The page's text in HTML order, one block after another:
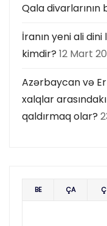
Qala divarlarının
İranın yeni ali
kimdir? 12 Mart
Azərbaycan və
xalqlar
qaldırmaq olar?
BE ÇA Ç